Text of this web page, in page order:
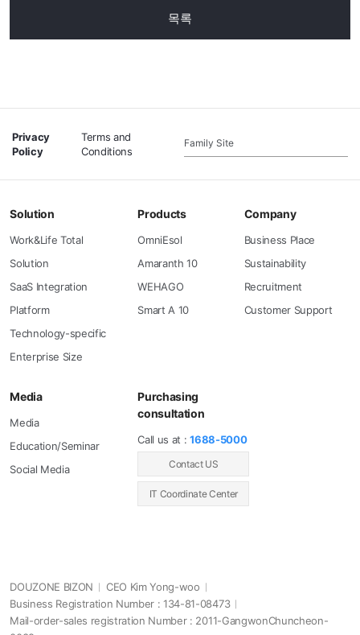
목록
Privacy
Policy
Terms and
Conditions
Family Site
Solution
Work&Life Total
Solution
SaaS Integration
Platform
Technology-specific
Enterprise Size
Products
OmniEsol
Amaranth 10
WEHAGO
Smart A 10
Company
Business Place
Sustainability
Recruitment
Customer Support
Media
Media
Education/Seminar
Social Media
Purchasing
consultation
Call us at :1688-5000
Contact US
IT Coordinate Center
DOUZONE BIZON
CEO Kim Yong-woo
Business Registration Number : 134-81-08473
Mail-order-sales registration Number : 2011-GangwonChuncheon-